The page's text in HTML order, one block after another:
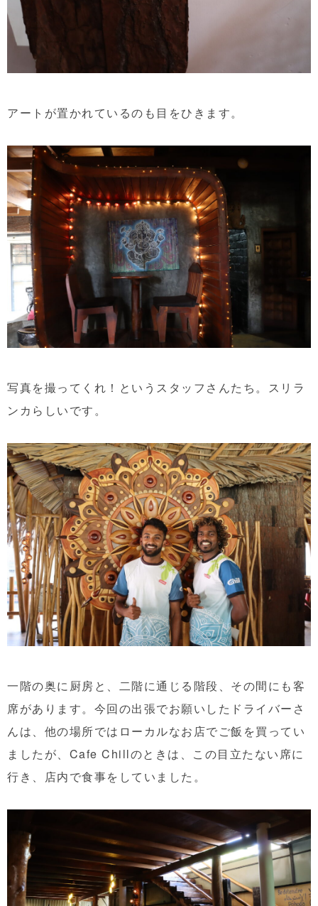
アートが置かれているのも目をひきます。
写真を撮ってくれ！というスタッフさんたち。スリラ
ンカらしいです。
一階の奥に厨房と、二階に通じる階段、その間にも客
席があります。今回の出張でお願いしたドライバーさ
んは、他の場所ではローカルなお店でご飯を買ってい
ましたが、Cafe Chillのときは、この目立たない席に
行き、店内で食事をしていました。